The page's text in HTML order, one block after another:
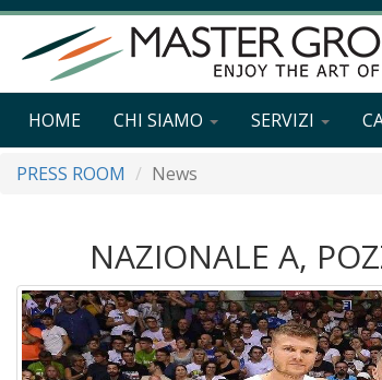
HOME CHI SIAMO SERVIZI
PRESS ROOM News
NAZIONALE A,